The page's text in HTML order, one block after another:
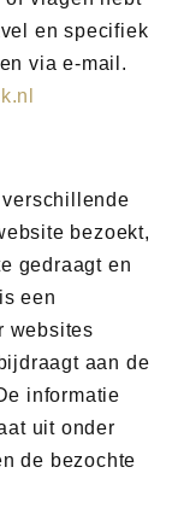
en specifiek
via e-mail.
bezoekt,
gedraagt en
een
websites
aan de
informatie
uit onder
de bezochte